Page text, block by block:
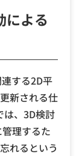
による
する2D平
新される仕
は、3D検討
理するた
れるという